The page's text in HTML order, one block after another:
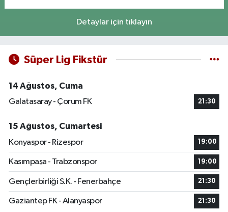
Detaylar için tıklayın
Süper Lig Fikstür
14 Ağustos, Cuma
Galatasaray - Çorum FK
21:30
15 Ağustos, Cumartesi
Konyaspor - Rizespor
19:00
Kasımpaşa - Trabzonspor 19:00
Gençlerbirliği S.K. - Fenerbahçe 21:30
Gaziantep FK - Alanyaspor 21:30